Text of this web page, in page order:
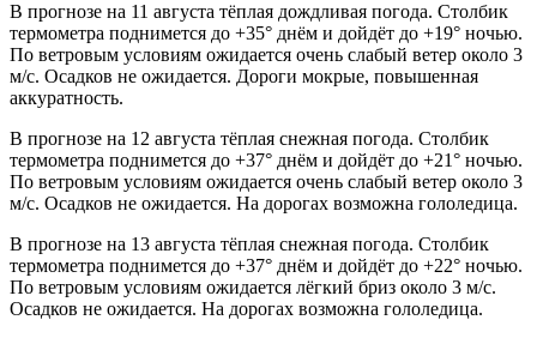
В прогнозе на 11 августа тёплая дождливая погода. Столбик
термометра поднимется до +35° днём и дойдёт до +19° ночью.
По ветровым условиям ожидается очень слабый ветер около 3
м/с. Осадков не ожидается. Дороги мокрые, повышенная
аккуратность.
В прогнозе на 12 августа тёплая снежная погода. Столбик
термометра поднимется до +37° днём и дойдёт до +21° ночью.
По ветровым условиям ожидается очень слабый ветер около 3
м/с. Осадков не ожидается. На дорогах возможна гололедица.
В прогнозе на 13 августа тёплая снежная погода. Столбик
термометра поднимется до +37° днём и дойдёт до +22° ночью.
По ветровым условиям ожидается лёгкий бриз около 3 м/с.
Осадков не ожидается. На дорогах возможна гололедица.